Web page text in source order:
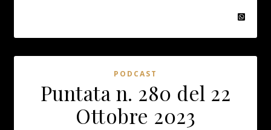
PODCAST
Puntata n. 280 del 22
Ottobre 2023